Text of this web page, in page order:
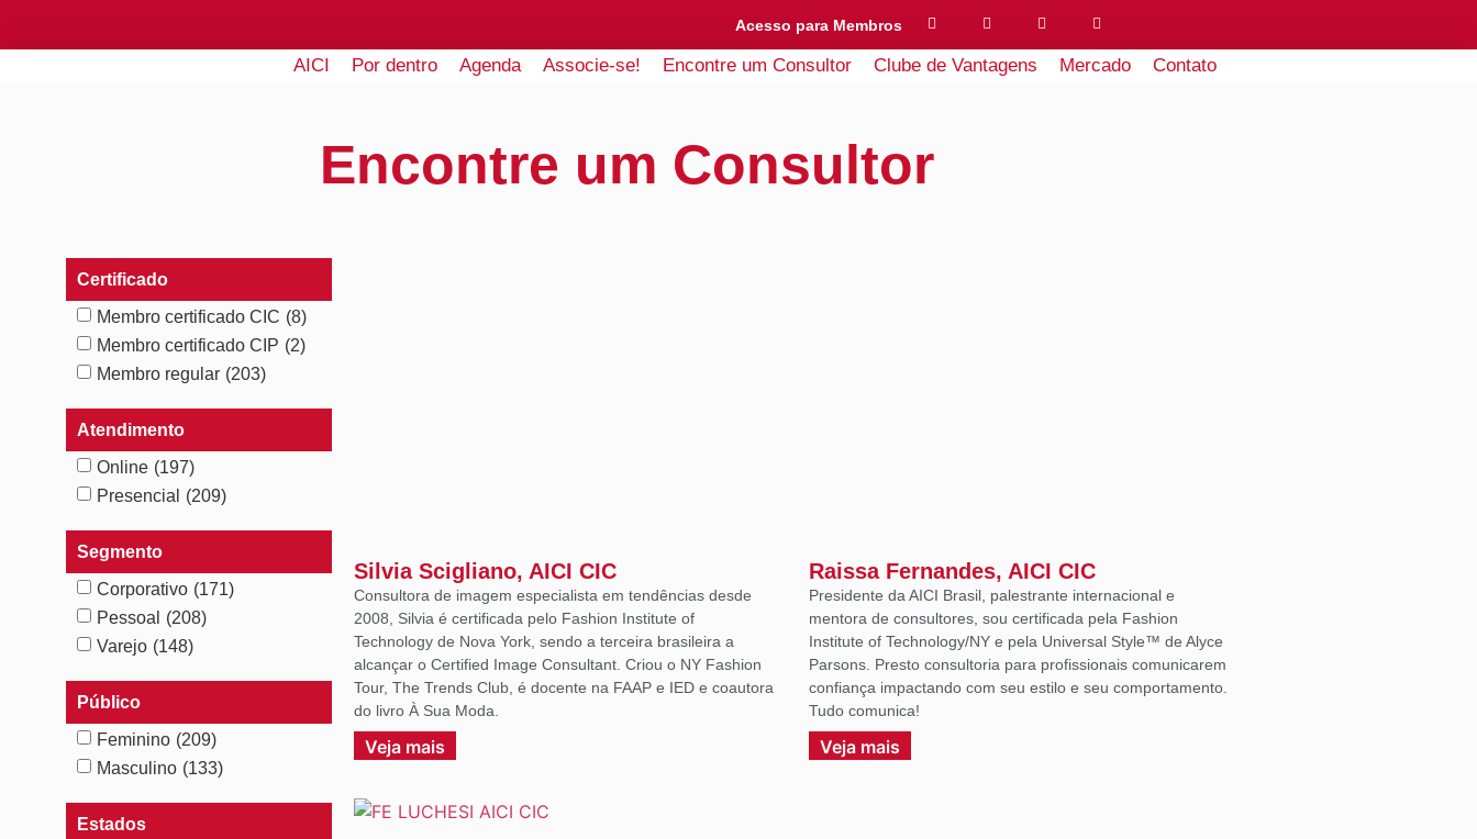
Acesso para Membros
AICI Por dentro Agenda Associe-se! Encontre um Consultor Clube de Vantagens Mercado Contato
Encontre um Consultor
Certificado
Membro certificado CIC (8)
Membro certificado CIP (2)
Membro regular (203)
Atendimento
Online (197)
Presencial
(209)
Segmento
Corporativo (171)
Pessoal
(208)
Varejo (148)
Público
Feminino (209)
Masculino (133)
Estados
Silvia Scigliano, AICI CIC
Consultora de imagem especialista em tendências desde
2008, Silvia é certificada pelo Fashion Institute of
Technology de Nova York, sendo a terceira brasileira a
alcançar o Certified Image Consultant. Criou o NY Fashion
Tour, The Trends Club, é docente na FAAP e IED e coautora
do livro À Sua Moda.
Veja mais
Raissa Fernandes, AICI CIC
Presidente da AICI Brasil, palestrante internacional e
mentora de consultores, sou certificada pela Fashion
Institute of Technology/NY e pela Universal Style™ de Alyce
Parsons. Presto consultoria para profissionais comunicarem
confiança impactando com seu estilo e seu comportamento.
Tudo comunica!
Veja mais